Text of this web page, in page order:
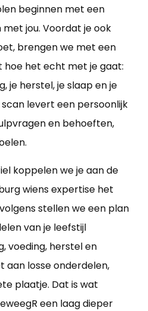
beginnen met een
jou. Voordat je ook
brengen we met een
het echt met je gaat:
je herstel, je slaap en je
levert een persoonlijk
en behoeften,
koppelen we je aan de
wiens expertise het
stellen we een plan
van je leefstijl
voeding, herstel en
aan losse onderdelen,
plaatje. Dat is wat
een laag dieper